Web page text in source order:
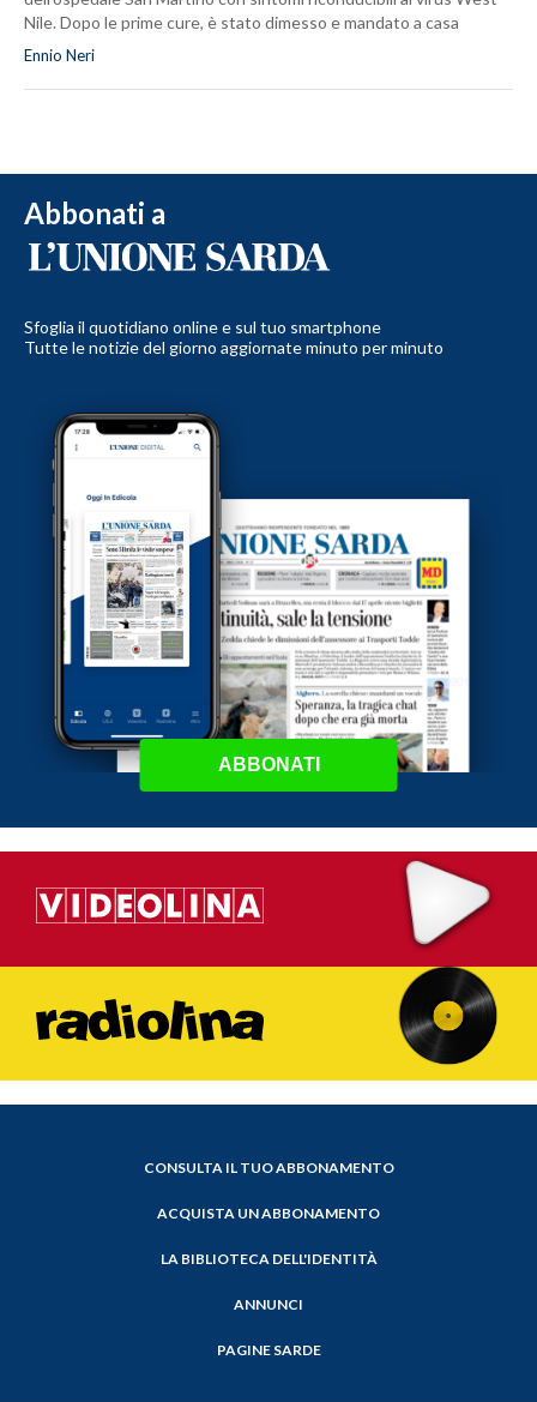
Nile. Dopo le prime cure, è stato dimesso e mandato a casa
Ennio Neri
Abbonati a
Sfoglia il quotidiano online e sul tuo smartphone
Tutte le notizie del giorno aggiornate minuto per minuto
ABBONATI
CONSULTA IL TUO ABBONAMENTO
ACQUISTA UN ABBONAMENTO
LA BIBLIOTECA DELL'IDENTITÀ
ANNUNCI
PAGINE SARDE